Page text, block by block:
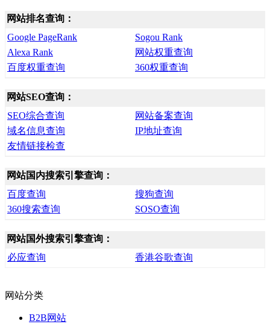
网站排名查询：
Google PageRank
Sogou Rank
Alexa Rank
网站权重查询
百度权重查询
360权重查询
网站SEO查询：
SEO综合查询
网站备案查询
域名信息查询
IP地址查询
友情链接检查
网站国内搜索引擎查询：
百度查询
搜狗查询
360搜索查询
SOSO查询
网站国外搜索引擎查询：
必应查询
香港谷歌查询
网站分类
B2B网站